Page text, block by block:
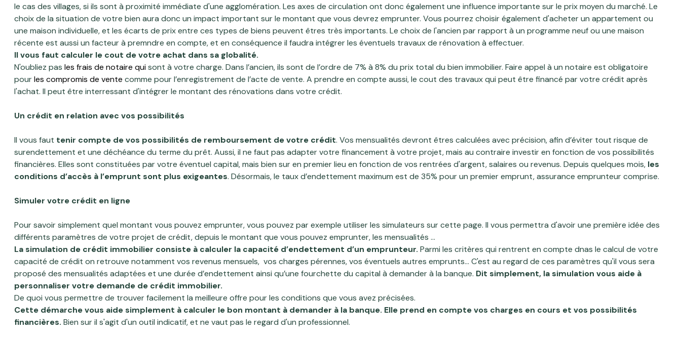
le cas des villages, si ils sont à proximité immédiate d'une agglomération. Les axes de circulation ont donc également une influence importante sur le prix moyen du marché. Le
choix de la situation de votre bien aura donc un impact important sur le montant que vous devrez emprunter. Vous pourrez choisir également d'acheter un appartement ou
une maison individuelle, et les écarts de prix entre ces types de biens peuvent êtres très importants. Le choix de l'ancien par rapport à un programme neuf ou une maison
récente est aussi un facteur à premndre en compte, et en conséquence il faudra intégrer les éventuels travaux de rénovation à effectuer.
Il vous faut calculer le cout de votre achat dans sa globalité.
N'oubliez pas les frais de notaire quisont à votre charge. Dans l’ancien, ils sont de l’ordre de 7% à 8% du prix total du bien immobilier. Faire appel à un notaire est obligatoire
pourles compromis de vente comme pour l’enregistrement de l’acte de vente. A prendre en compte aussi, le cout des travaux qui peut être financé par votre crédit après
l'achat. Il peut être interressant d'intégrer le montant des rénovations dans votre crédit.
Un crédit en relation avec vos possibilités
Il vous faut tenir compte de vos possibilités de remboursement de votre crédit. Vos mensualités devront êtres calculées avec précision, afin d’éviter tout risque de
surendettement et une déchéance du terme du prêt. Aussi, il ne faut pas adapter votre financement à votre projet, mais au contraire investir en fonction de vos possibilités
financières. Elles sont constituées par votre éventuel capital, mais bien sur en premier lieu en fonction de vos rentrées d'argent, salaires ou revenus. Depuis quelques mois, les
conditions d’accès à l’emprunt sont plus exigeantes. Désormais, le taux d’endettement maximum est de 35% pour un premier emprunt, assurance emprunteur comprise.
Simuler votre crédit en ligne
Pour savoir simplement quel montant vous pouvez emprunter, vous pouvez par exemple utiliser les simulateurs sur cette page. Il vous permettra d'avoir une première idée des
différents paramètres de votre projet de crédit, depuis le montant que vous pouvez emprunter, les mensualités ...
La simulation de crédit immobilier consiste à calculer la capacité d’endettement d’un emprunteur. Parmi les critères qui rentrent en compte dnas le calcul de votre
capacité de crédit on retrouve notamment vos revenus mensuels, vos charges pérennes, vos éventuels autres emprunts... C'est au regard de ces paramètres qu'il vous sera
proposé des mensualités adaptées et une durée d’endettement ainsi qu’une fourchette du capital à demander à la banque. Dit simplement, la simulation vous aide à
personnaliser votre demande de crédit immobilier.
De quoi vous permettre de trouver facilement la meilleure offre pour les conditions que vous avez précisées.
Cette démarche vous aide simplement à calculer le bon montant à demander à la banque. Elle prend en compte vos charges en cours et vos possibilités
financières. Bien sur il s'agit d'un outil indicatif, et ne vaut pas le regard d'un professionnel.